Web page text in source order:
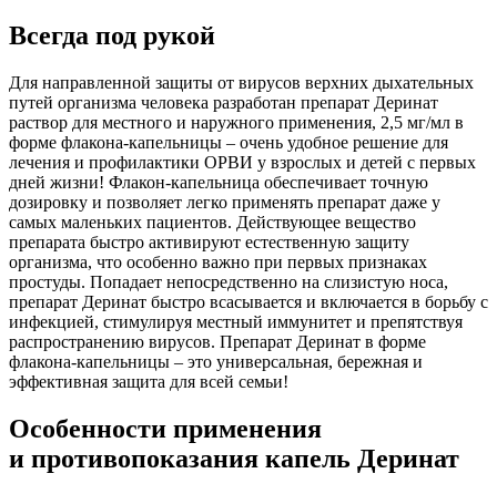
Всегда под рукой
Для направленной защиты от вирусов верхних дыхательных
путей организма человека разработан препарат Деринат
раствор для местного и наружного применения, 2,5 мг/мл в
форме флакона-капельницы – очень удобное решение для
лечения и профилактики ОРВИ у взрослых и детей с первых
дней жизни! Флакон-капельница обеспечивает точную
дозировку и позволяет легко применять препарат даже у
самых маленьких пациентов. Действующее вещество
препарата быстро активируют естественную защиту
организма, что особенно важно при первых признаках
простуды. Попадает непосредственно на слизистую носа,
препарат Деринат быстро всасывается и включается в борьбу с
инфекцией, стимулируя местный иммунитет и препятствуя
распространению вирусов. Препарат Деринат в форме
флакона-капельницы – это универсальная, бережная и
эффективная защита для всей семьи!
Особенности применения
и противопоказания капель Деринат